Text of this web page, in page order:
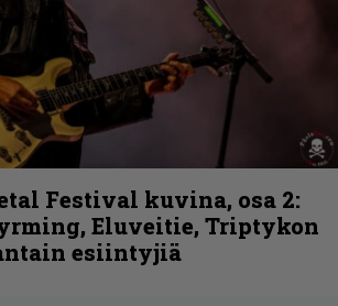
Festival kuvina, osa 2:
Eluveitie, Triptykon
esiintyjiä